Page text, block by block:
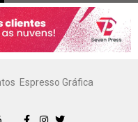
Espresso Gráfica